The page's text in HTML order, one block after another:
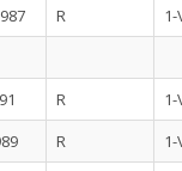
R
1-
R
1-
R
1-